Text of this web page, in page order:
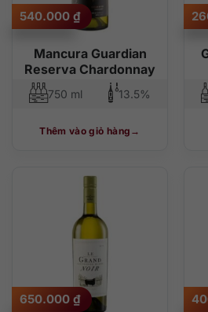
Mancura Guardian
Reserva Chardonnay
540.000 ₫
750 ml 13.5%
Thêm vào giỏ hàng
650.000 ₫